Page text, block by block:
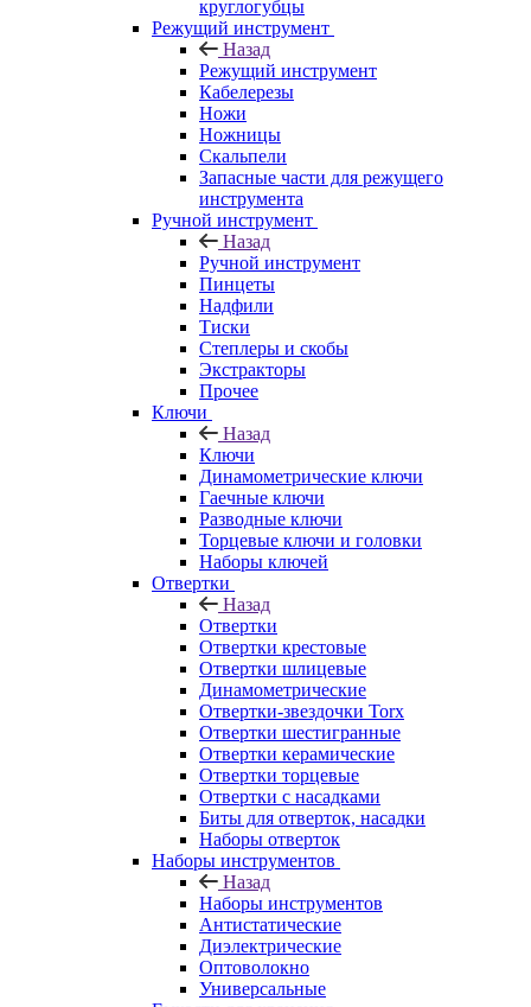
круглогубцы
Режущий инструмент
Назад
Режущий инструмент
Кабелерезы
Ножи
Ножницы
Скальпели
Запасные части для режущего
инструмента
Ручной инструмент
Назад
Ручной инструмент
Пинцеты
Надфили
Тиски
Степлеры и скобы
Экстракторы
Прочее
Ключи
Назад
Ключи
Динамометрические ключи
Гаечные ключи
Разводные ключи
Торцевые ключи и головки
Наборы ключей
Отвертки
Назад
Отвертки
Отвертки крестовые
Отвертки шлицевые
Динамометрические
Отвертки-звездочки Torx
Отвертки шестигранные
Отвертки керамические
Отвертки торцевые
Отвертки с насадками
Биты для отверток, насадки
Наборы отверток
Наборы инструментов
Назад
Наборы инструментов
Антистатические
Диэлектрические
Оптоволокно
Универсальные